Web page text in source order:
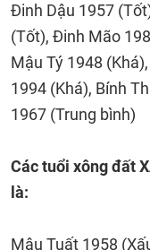
Đinh Dậu 1957
(Tốt), Đinh Mão
Mậu Tý 1948
1994 (Khá), Bính
1967 (Trung bình)
Các tuổi xông đất
là:
Mậu Tuất 1958